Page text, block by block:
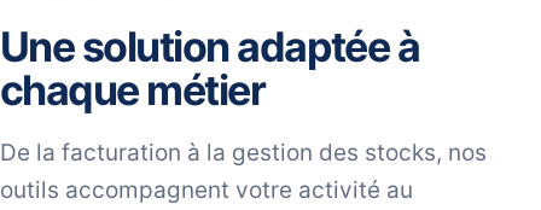
Une solution adaptée à
chaque métier
De la facturation à la gestion des stocks, nos
outils accompagnent votre activité au